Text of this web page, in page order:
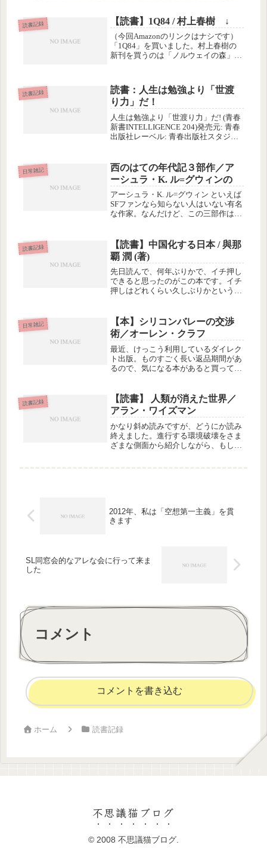
読書記録 【読書】1Q84 / 村上春樹 ↓
（今回Amazonのリンクはナシです）
「1Q84」を買いました。村上春樹の
新刊を買うのは「ノルウェイの森」上
で、それ以降、「ねじまき鳥」なども
図書館で借りたものの読み切れず...
読書記録
読書：人生は勉強より「世渡
り力」だ！
人生は勉強より「世渡り力」だ! (青春
新書INTELLIGENCE 204)発売元: 青春
出版社レーベル: 青春出版社スタジオ:
ング： 468おすす...
日常雑記
西のはての年代記３部作／ア
ーシュラ・K. ル=グウィンの
アーシュラ・K. ル=グウィン といえば
SFファンなら知らない人はいない有名
な作家。なんだけど、この三部作は、
ファンタジー系列の冒険譚。アーシュ
ラ・K. ル=グウィンは1...
読書記録
【読書】中国化する日本 / 與那
覇 潤 (著)
先日読んで、何年ぶりかで、イチ押し
できると思ったのがこの本です。イチ
押しはどれくらい久しぶりかという
著者は現在うちの長女の大学で教鞭を
とっている日本人の歴史学者...
日常雑記
【本】シリコンバレーの交渉
術／オーレン・クラフ
最近、けっこう利用しているダイレク
ト出版。ものすごく長い返品期間があ
るので、気になる本があると買ってみ
ごくヒットと思う本があります。この
本は、今までの中で最高の一冊で、説
明...
読書記録
【読書】 人類が消えた世界／
アラン・ワイズマン
かなり斜め読みですが、どうにか読み
終えました。進行する環境破壊をさま
ざまな側面から紹介しながら、もしも
2012年、私は「空想第一主義」を貫
きます
SL同窓会的なアレな会に行って来ま
した
コメント
コメントを書き込む
ホーム 読書記録
不思議猫ブログ
© 2008 不思議猫ブログ.